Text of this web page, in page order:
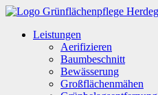
Leistungen
Aerifizieren
Baumbeschnitt
Bewässerung
Großflächenmähen